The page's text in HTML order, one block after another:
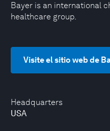
Headquarters
USA
Bayer is an international
healthcare group.
Visite el sitio web de